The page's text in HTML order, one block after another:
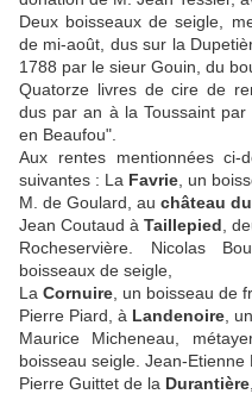
Deux boisseaux de seigle,
de mi-août, dus sur la
1788 par le sieur Gouin, du
Quatorze livres de cire de
dus par an à la Toussaint
en Beaufou".
Aux rentes mentionnées
suivantes : La Favrie , un
M. de Goulard, au château
Jean Coutaud àTaillepied ,
Rocheservière. Nicolas
boisseaux de seigle,
La Cornuire , un boisseau de
Pierre Piard, à Landenoire ,
Maurice Micheneau,
boisseau seigle. Jean-Etienne
Pierre Guittet de la Durantière